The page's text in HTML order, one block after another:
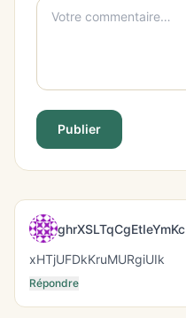
Publier
ghrXSLTqCgEtIeYmKc
xHTjUFDkKruMURgiUIk
Répondre